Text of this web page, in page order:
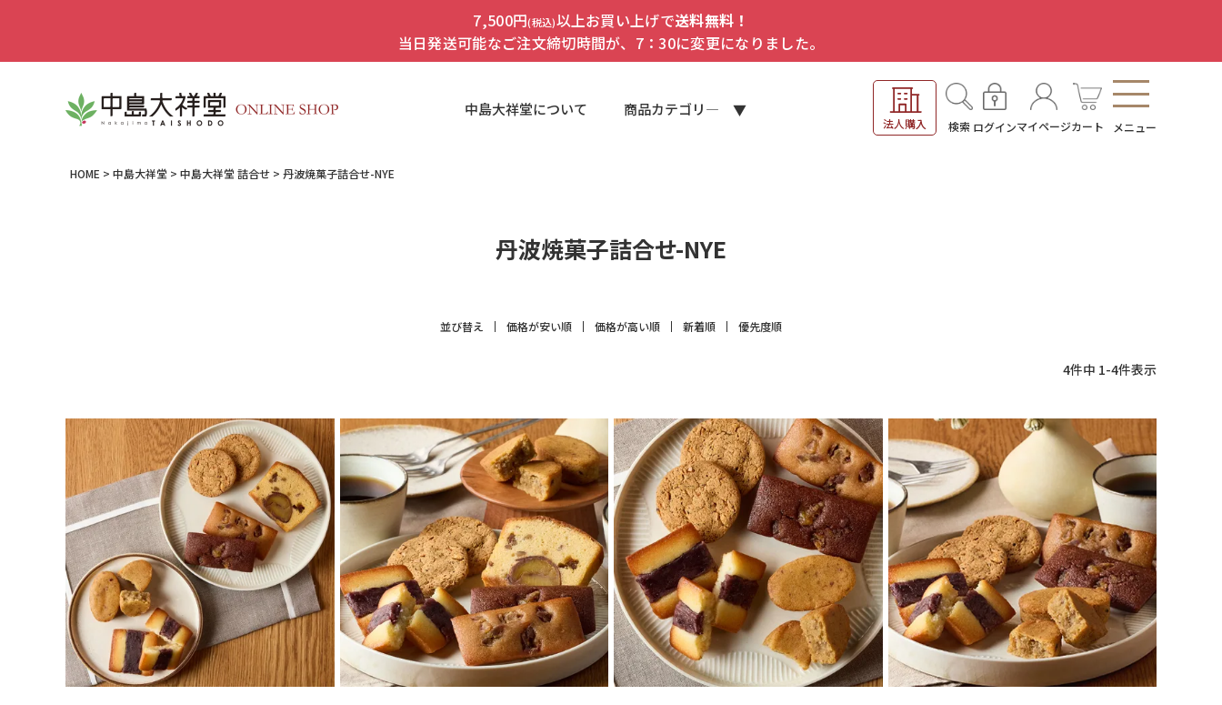
7,500円(税込)以上お買い上げで送料無料！
当日発送可能なご注文締切時間が、7：30に変更になりました。
中島大祥堂について 商品カテゴリ―
法人購入 検索 ログインマイページカート メニュー
HOME 中島大祥堂 中島大祥堂 詰合せ 丹波焼菓子詰合せ-NYE
丹波焼菓子詰合せ-NYE
並び替え 価格が安い順 価格が高い順 新着順 優先度順
4件中 1-4件表示